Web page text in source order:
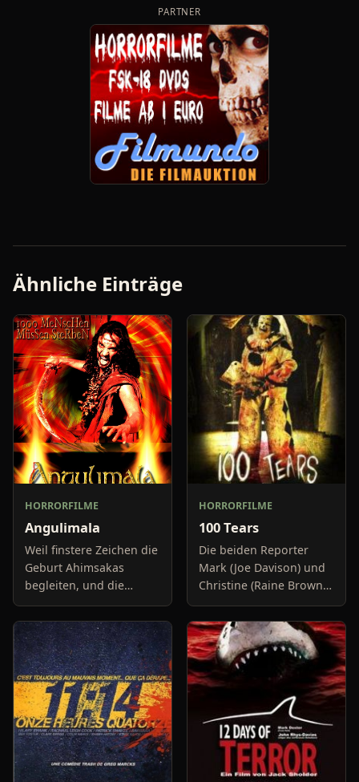
PARTNER
Ähnliche Einträge
HORRORFILME
Angulimala
Weil finstere Zeichen die
Geburt Ahimsakas
begleiten, und die
Gelehrten dem
Neugeborenen eine
Zukunft als
blutrünstiger Verbrecher
prophezeien, will ihn
sein V
HORRORFILME
100 Tears
Die beiden Reporter
Mark (Joe Davison) und
Christine (Raine Brown)
haben keine Lust mehr
auf belanglose
Boulevard-Meldungen
und befassen sich
neuerdings mit Se